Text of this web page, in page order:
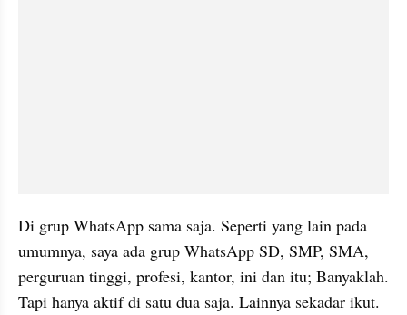
Di grup WhatsApp sama saja. Seperti yang lain pada
umumnya, saya ada grup WhatsApp SD, SMP, SMA,
perguruan tinggi, profesi, kantor, ini dan itu; Banyaklah.
Tapi hanya aktif di satu dua saja. Lainnya sekadar ikut.